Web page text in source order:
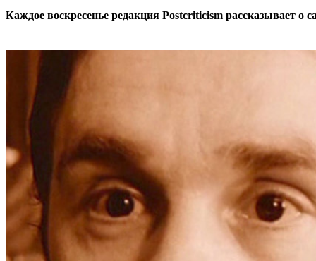
Каждое воскресенье редакция Postcriticism рассказывает